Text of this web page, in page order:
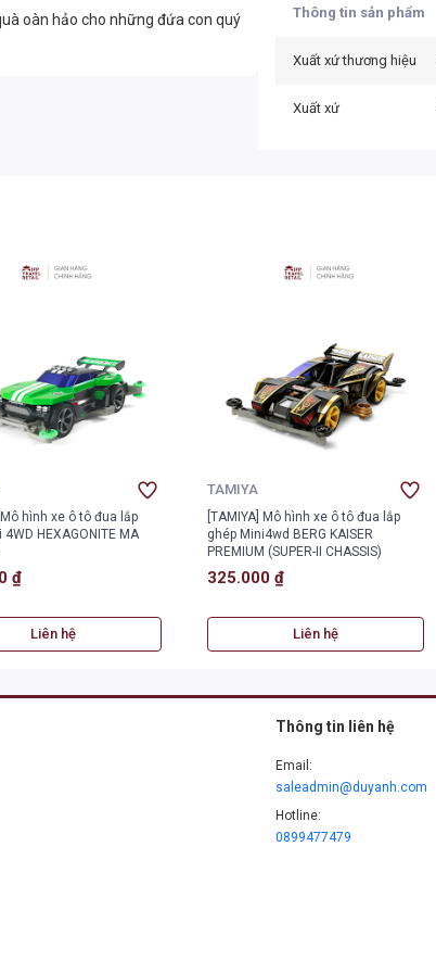
oàn hảo cho những đứa con quý
Thông tin sản phẩm
Xuất xứ thương hiệu
Xuất xứ
Mô hình xe ô tô đua lắp
4WD HEXAGONITE MA
₫
Liên hệ
TAMIYA
[TAMIYA] Mô hình xe ô tô đua lắp
ghép Mini4wd BERG KAISER
PREMIUM (SUPER-II CHASSIS)
325.000 ₫
Liên hệ
Thông tin liên hệ
Email:
saleadmin@duyanh.com
Hotline:
0899477479